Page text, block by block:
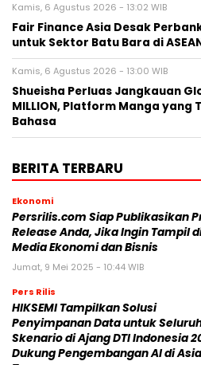
Kamis, 6 Agustus 2026 - 13:02 WIB
Fair Finance Asia Desak
untuk Sektor Batu Bara di
Kamis, 6 Agustus 2026 - 13:00 WIB
Shueisha Perluas Jangkauan
MILLION, Platform Manga yang
Bahasa
BERITA TERBARU
Ekonomi
Persrilis.com Siap Publikasikan
Release Anda, Jika Ingin Tampil
Media Ekonomi dan Bisnis
Jumat, 9 Mei 2025 - 10:44 WIB
Pers Rilis
HIKSEMI Tampilkan Solusi
Penyimpanan Data untuk
Skenario di Ajang DTI Indonesia
Dukung Pengembangan AI di Asia